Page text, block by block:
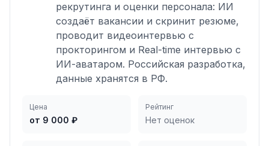
рекрутинга и оценки персонала: ИИ
создаёт вакансии и скринит резюме,
проводит видеоинтервью с
прокторингом и Real-time интервью с
ИИ-аватаром. Российская разработка,
данные хранятся в РФ.
Цена
от 9 000 ₽
Рейтинг
Нет оценок